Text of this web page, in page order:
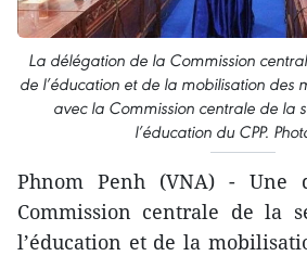
La délégation de la Commission
de l’éducation et de la mobilisation des
avec la Commission centrale de la
l’éducation du CPP.
Phnom Penh (VNA) - Une
Commission centrale de la
l’éducation et de la